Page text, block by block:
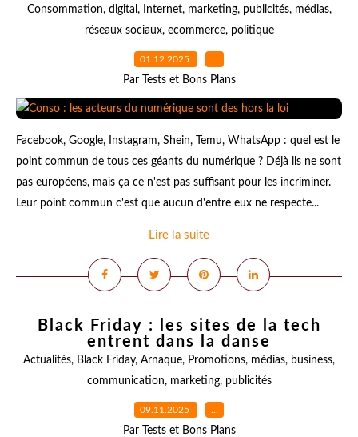
Consommation, digital , Internet, marketing, publicités, médias,
réseaux sociaux, ecommerce, politique
01.12.2025 …
Par Tests et Bons Plans
Facebook, Google, Instagram, Shein, Temu, WhatsApp : quel est le
point commun de tous ces géants du numérique ? Déjà ils ne sont
pas européens, mais ça ce n'est pas suffisant pour les incriminer.
Leur point commun c'est que aucun d'entre eux ne respecte...
Lire la suite
Black Friday : les sites de la tech
entrent dans la danse
Actualités, Black Friday, Arnaque, Promotions, médias, business,
communication, marketing, publicités
09.11.2025 …
Par Tests et Bons Plans